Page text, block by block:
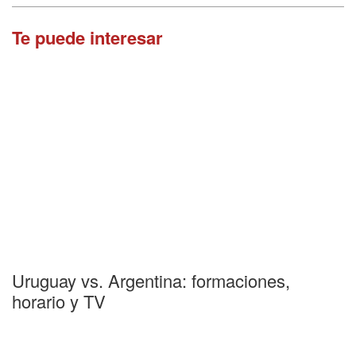
Te puede interesar
Uruguay vs. Argentina: formaciones,
horario y TV